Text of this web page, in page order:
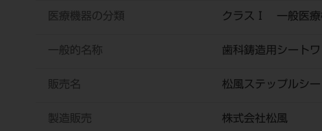
医療機器の分類 クラスⅠ 一般医療
一般的名称 歯科鋳造用シート
販売名 松風ステップルシ
製造販売 株式会社松風